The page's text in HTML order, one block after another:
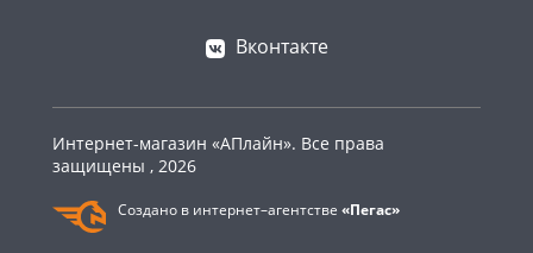
Вконтакте
Интернет-магазин «АПлайн». Все права
защищены , 2026
Создано в интернет–агентстве «Пегас»